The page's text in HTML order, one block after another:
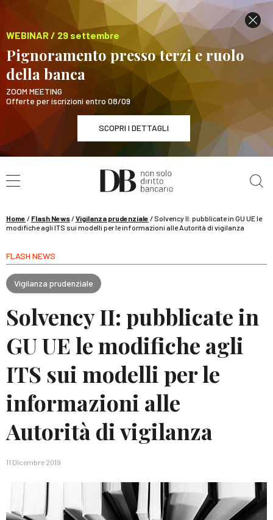
WEBINAR / 29 settembre
Pignoramento presso terzi e ruolo
della banca
ZOOM MEETING
Offerte per iscrizioni entro 08/09
SCOPRI I DETTAGLI
WEBINAR / 29 settembre
Pignoramento presso terzi e ruolo della banca
Home / Flash News/Vigilanza prudenziale / Solvency II: pubblicate in GU UE le
modifiche agli ITS sui modelli per le informazioni alle Autorità di vigilanza
FLASH NEWS
Vigilanza prudenziale
Solvency II: pubblicate in
GU UE le modifiche agli
ITS sui modelli per le
informazioni alle
Autorità di vigilanza
11 Dicembre 2019